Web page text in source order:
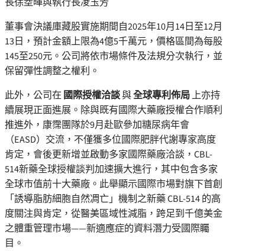
董事會決議庫藏股實施期間自2025年10月14日至12月
13日，預計金額上限為4億5千萬元，價格區間為每股
145至250元。公司將依市場條件及法規分次執行，並
保留彈性調整之權利。
此外，公司在國際授權洽談與全球專利佈局上亦持
續展現正面進展。除與既有國際大藥廠授權合作順利
推進外，康霈團隊於9月赴歐參加糖尿病年會
（EASD）交流，不僅獲多位國際肥胖代謝專家高度
肯定，會後更新增並啟動多家國際藥廠洽談，CBL-
514新藥全球授權談判加速擴大進行，其中包含多家
全球市值前十大藥廠。此舉顯示國際市場對旗下首創
「誘導脂肪細胞自然凋亡」機制之新藥 CBL-514 的高
度關注與肯定，從醫美區域性減脂，跨足到千億美金
之體重管理市場——新適應症的資料潛力受國際矚
目。